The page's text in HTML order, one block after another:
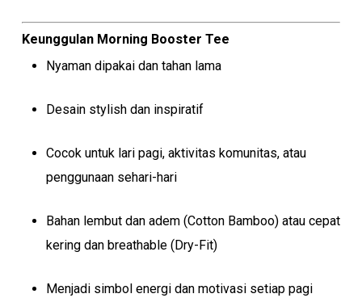
Keunggulan Morning Booster Tee
Nyaman dipakai dan tahan lama
Desain stylish dan inspiratif
Cocok untuk lari pagi, aktivitas komunitas, atau
penggunaan sehari-hari
Bahan lembut dan adem (Cotton Bamboo) atau cepat
kering dan breathable (Dry-Fit)
Menjadi simbol energi dan motivasi setiap pagi